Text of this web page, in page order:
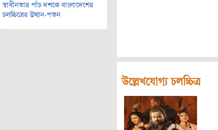
স্বাধীনতার পাঁচ দশকে বাংলাদেশের
চলচ্চিত্রের উত্থান-পতন
উল্লেখযোগ্য চলচ্চিত্র